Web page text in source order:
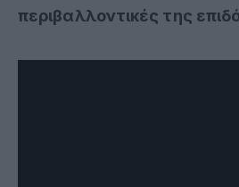
περιβαλλοντικές της